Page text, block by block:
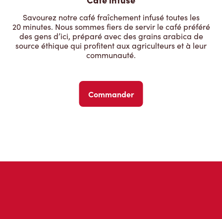
Savourez notre café fraîchement infusé toutes les
20 minutes. Nous sommes fiers de servir le café préféré
des gens d’ici, préparé avec des grains arabica de
source éthique qui profitent aux agriculteurs et à leur
communauté.
Commander